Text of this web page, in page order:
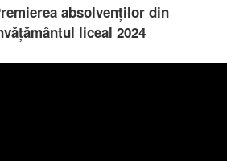
absolvenților din
liceal 2024